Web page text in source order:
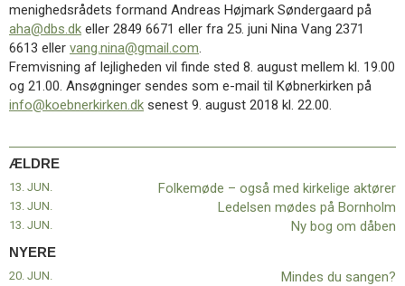
Næste
indlæg:
Mindes
du
sangen?
Forrige
Folkemøde
også
med
kirkelige
menighedsrådets formand Andreas Højmark Søndergaard på
aha@dbs.dk eller 2849 6671 eller fra 25. juni Nina Vang 2371
6613 eller vang.nina@gmail.com.
Fremvisning af lejligheden vil finde sted 8. august mellem kl. 19.00
og 21.00. Ansøgninger sendes som e-mail til Købnerkirken på
info@koebnerkirken.dk senest 9. august 2018 kl. 22.00.
ÆLDRE
13. JUN. Folkemøde – også med kirkelige aktører
13. JUN. Ledelsen mødes på Bornholm
13. JUN. Ny bog om dåben
NYERE
Mindes du sangen?
20. JUN.